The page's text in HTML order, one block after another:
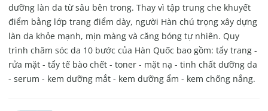
dưỡng làn da từ sâu bên trong. Thay vì tập trung che khuyết
điểm bằng lớp trang điểm dày, người Hàn chú trọng xây dựng
làn da khỏe mạnh, mịn màng và căng bóng tự nhiên. Quy
trình chăm sóc da 10 bước của Hàn Quốc bao gồm: tẩy trang -
rửa mặt - tẩy tế bào chết - toner - mặt nạ - tinh chất dưỡng da
- serum - kem dưỡng mắt - kem dưỡng ẩm - kem chống nắng.